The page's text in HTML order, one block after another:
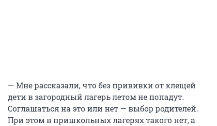
— Мне рассказали, что без прививки от клещей
дети в загородный лагерь летом не попадут.
Соглашаться на это или нет — выбор родителей.
При этом в пришкольных лагерях такого нет, а